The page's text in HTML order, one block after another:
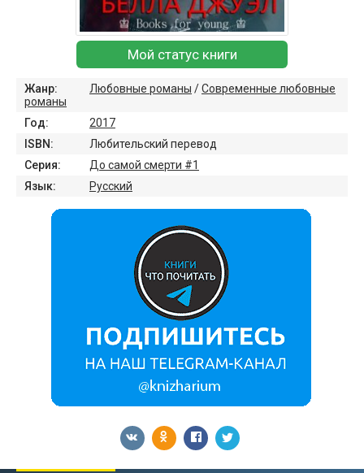
Мой статус книги
Жанр: Любовные романы /Современные любовные
романы
Год:
2017
ISBN:
Любительский перевод
Серия:
До самой смерти #1
Язык:
Русский